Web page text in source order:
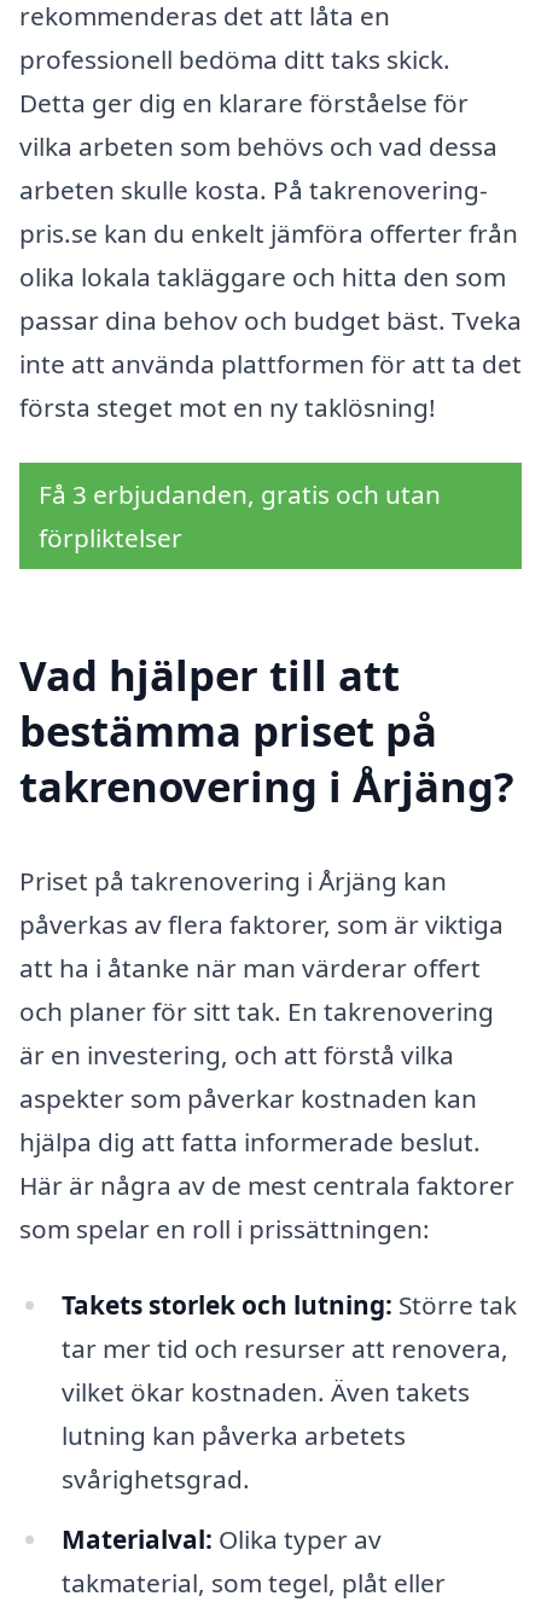
rekommenderas det att låta en
professionell bedöma ditt taks skick.
Detta ger dig en klarare förståelse för
vilka arbeten som behövs och vad dessa
arbeten skulle kosta. På takrenovering-
pris.se kan du enkelt jämföra offerter från
olika lokala takläggare och hitta den som
passar dina behov och budget bäst. Tveka
inte att använda plattformen för att ta det
första steget mot en ny taklösning!
Få 3 erbjudanden, gratis och utan
förpliktelser
Vad hjälper till att
bestämma priset på
takrenovering i Årjäng?
Priset på takrenovering i Årjäng kan
påverkas av flera faktorer, som är viktiga
att ha i åtanke när man värderar offert
och planer för sitt tak. En takrenovering
är en investering, och att förstå vilka
aspekter som påverkar kostnaden kan
hjälpa dig att fatta informerade beslut.
Här är några av de mest centrala faktorer
som spelar en roll i prissättningen:
Takets storlek och lutning: Större tak
tar mer tid och resurser att renovera,
vilket ökar kostnaden. Även takets
lutning kan påverka arbetets
svårighetsgrad.
Materialval: Olika typer av
takmaterial, som tegel, plåt eller